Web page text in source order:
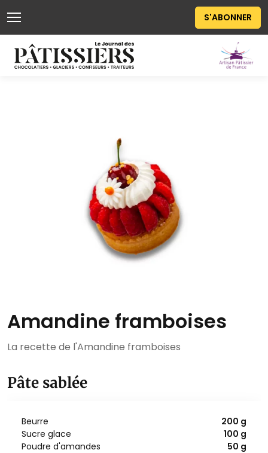
S'ABONNER
Amandine framboises
La recette de l'Amandine framboises
Pâte sablée
Beurre
200 g
Sucre glace
100 g
Poudre d'amandes
50 g